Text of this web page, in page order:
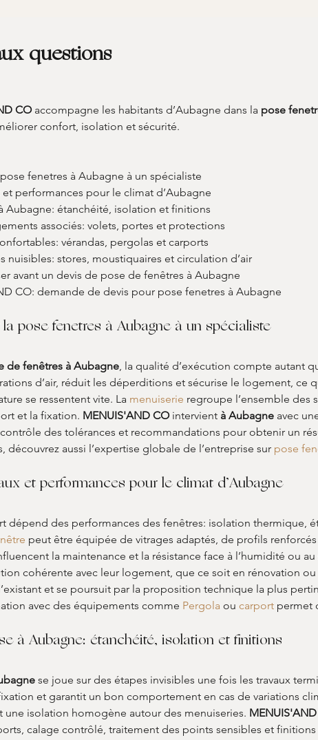
questions
CO accompagne les habitants d’Aubagne dans la pose
confort, isolation et sécurité.
fenetres à Aubagne à un spécialiste
performances pour le climat d’Aubagne
Aubagne: étanchéité, isolation et finitions
associés: volets, portes et protections
vérandas, pergolas et carports
nuisibles: stores, moustiquaires et circulation d’air
avant un devis de pose de fenêtres à Aubagne
CO: demande de devis pour pose fenetres à Aubagne
pose fenetres à Aubagne à un spécialiste
de fenêtres à Aubagne, la qualité d’exécution compte autant
d’air, réduit les déperditions et sécurise le logement, ce
se ressentent vite. La menuiserie regroupe l’ensemble des
et la fixation. MENUIS'AND CO intervient à Aubagne avec
des tolérances et recommandations pour obtenir un
aussi l’expertise globale de l’entreprise sur pose
et performances pour le climat d’Aubagne
dépend des performances des fenêtres: isolation thermique,
peut être équipée de vitrages adaptés, de profils
la maintenance et la résistance face à l’humidité ou au
cohérente avec leur logement, que ce soit en rénovation
et se poursuit par la proposition technique la plus
avec des équipements comme Pergola ou carport permet
à Aubagne: étanchéité, isolation et finitions
se joue sur des étapes invisibles une fois les travaux
et garantit un bon comportement en cas de variations
une isolation homogène autour des menuiseries.
calage contrôlé, traitement des points sensibles et